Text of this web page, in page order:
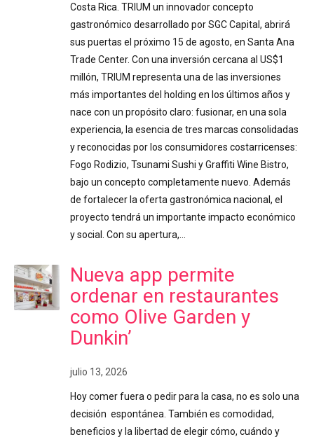
Costa Rica. TRIUM un innovador concepto
gastronómico desarrollado por SGC Capital, abrirá
sus puertas el próximo 15 de agosto, en Santa Ana
Trade Center. Con una inversión cercana al US$1
millón, TRIUM representa una de las inversiones
más importantes del holding en los últimos años y
nace con un propósito claro: fusionar, en una sola
experiencia, la esencia de tres marcas consolidadas
y reconocidas por los consumidores costarricenses:
Fogo Rodizio, Tsunami Sushi y Graffiti Wine Bistro,
bajo un concepto completamente nuevo. Además
de fortalecer la oferta gastronómica nacional, el
proyecto tendrá un importante impacto económico
y social. Con su apertura,…
Nueva app permite
ordenar en restaurantes
como Olive Garden y
Dunkin’
julio 13, 2026
Hoy comer fuera o pedir para la casa, no es solo una
decisión espontánea. También es comodidad,
beneficios y la libertad de elegir cómo, cuándo y